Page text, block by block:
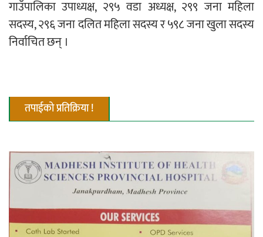
गाउँपालिका उपाध्यक्ष, २९५ वडा अध्यक्ष, २९९ जना महिला
सदस्य, २९६ जना दलित महिला सदस्य र ५९८ जना खुला सदस्य
निर्वाचित छन् ।
तपाईको प्रतिक्रिया !